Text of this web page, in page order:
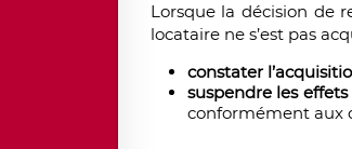
Lorsque la décision de
locataire ne s’est pas
constater
suspendre les
conformément aux